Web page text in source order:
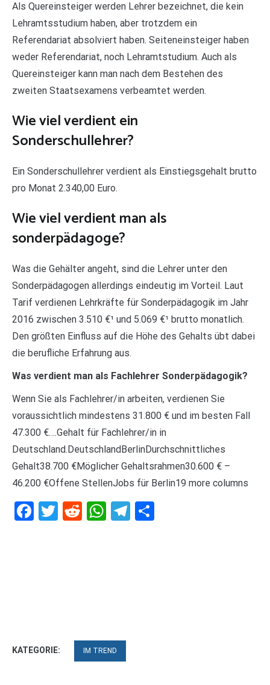
Als Quereinsteiger werden Lehrer bezeichnet, die kein
Lehramtsstudium haben, aber trotzdem ein
Referendariat absolviert haben. Seiteneinsteiger haben
weder Referendariat, noch Lehramtstudium. Auch als
Quereinsteiger kann man nach dem Bestehen des
zweiten Staatsexamens verbeamtet werden.
Wie viel verdient ein
Sonderschullehrer?
Ein Sonderschullehrer verdient als Einstiegsgehalt brutto
pro Monat 2.340,00 Euro.
Wie viel verdient man als
sonderpädagoge?
Was die Gehälter angeht, sind die Lehrer unter den
Sonderpädagogen allerdings eindeutig im Vorteil. Laut
Tarif verdienen Lehrkräfte für Sonderpädagogik im Jahr
2016 zwischen 3.510 €¹ und 5.069 €¹ brutto monatlich.
Den größten Einfluss auf die Höhe des Gehalts übt dabei
die berufliche Erfahrung aus.
Was verdient man als Fachlehrer Sonderpädagogik?
Wenn Sie als Fachlehrer/in arbeiten, verdienen Sie
voraussichtlich mindestens 31.800 € und im besten Fall
47.300 €….Gehalt für Fachlehrer/in in
Deutschland.DeutschlandBerlinDurchschnittliches
Gehalt38.700 €Möglicher Gehaltsrahmen30.600 € –
46.200 €Offene StellenJobs für Berlin19 more columns
Facebook
Twitter
RedditWhatsApp
Telegram
KATEGORIE: IM TREND